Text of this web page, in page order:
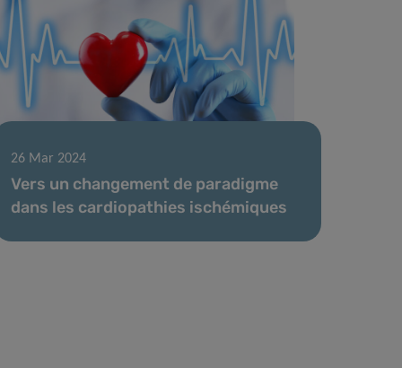
26 Mar 2024
Vers un changement de paradigme
dans les cardiopathies ischémiques